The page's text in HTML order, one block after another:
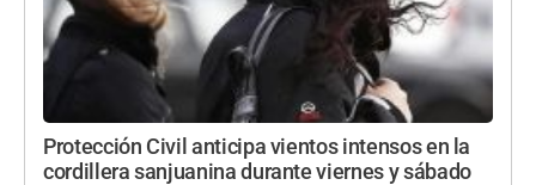
Protección Civil anticipa vientos intensos en la
cordillera sanjuanina durante viernes y sábado